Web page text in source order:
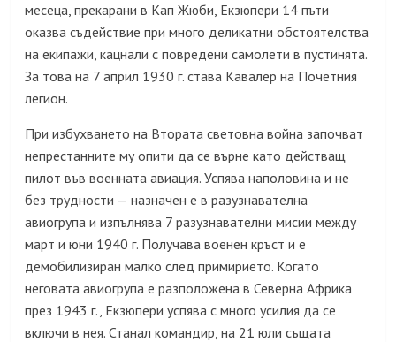
месеца, прекарани в Кап Жюби, Екзюпери 14 пъти
оказва съдействие при много деликатни обстоятелства
на екипажи, кацнали с повредени самолети в пустинята.
За това на 7 април 1930 г. става Кавалер на Почетния
легион.
При избухването на Втората световна война започват
непрестанните му опити да се върне като действащ
пилот във военната авиация. Успява наполовина и не
без трудности — назначен е в разузнавателна
авиогрупа и изпълнява 7 разузнавателни мисии между
март и юни 1940 г. Получава военен кръст и е
демобилизиран малко след примирието. Когато
неговата авиогрупа е разположена в Северна Африка
през 1943 г., Екзюпери успява с много усилия да се
включи в нея. Станал командир, на 21 юли същата